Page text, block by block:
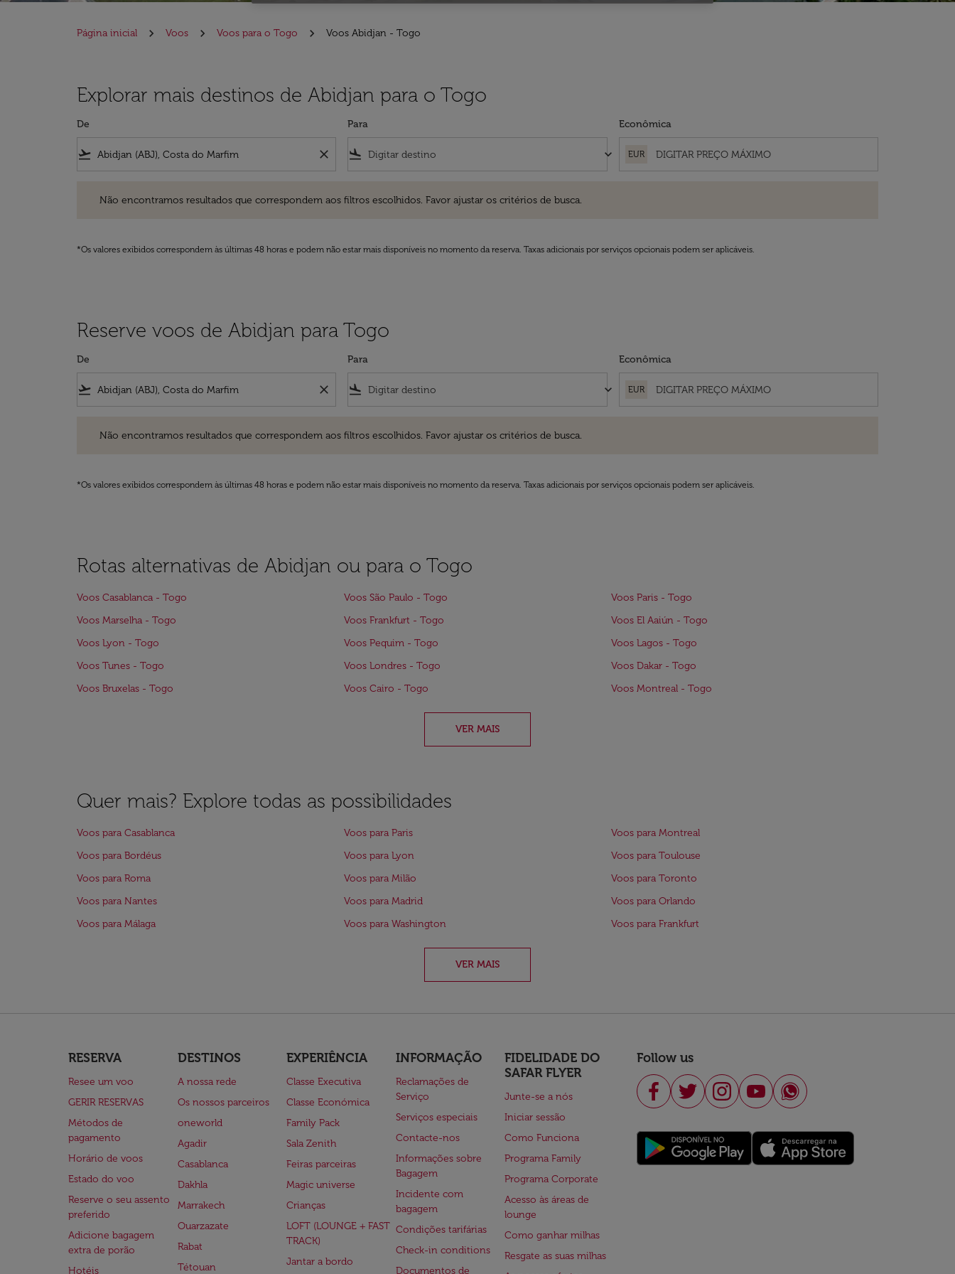
Página inicial Voos Voos para o Togo Voos Abidjan - Togo
Explorar mais destinos de Abidjan para o Togo
De
flight_takeoff close
Para
flight_land keyboard_arrow_down
Econômica
EUR
Não encontramos resultados que correspondem aos filtros escolhidos. Favor ajustar os critérios de busca.
*Os valores exibidos correspondem às últimas 48 horas e podem não estar mais disponíveis no momento da reserva. Taxas adicionais por serviços opcionais podem ser aplicáveis.
Reserve voos de Abidjan para Togo
De
flight_takeoff close
Para
flight_land keyboard_arrow_down
Econômica
EUR
Não encontramos resultados que correspondem aos filtros escolhidos. Favor ajustar os critérios de busca.
*Os valores exibidos correspondem às últimas 48 horas e podem não estar mais disponíveis no momento da reserva. Taxas adicionais por serviços opcionais podem ser aplicáveis.
Rotas alternativas de Abidjan ou para o Togo
Voos Casablanca - Togo Voos São Paulo - Togo
Voos Paris - Togo
Voos Marselha - Togo
Voos Frankfurt - Togo
Voos El Aaiún - Togo
Voos Lyon - Togo
Voos Pequim - Togo
Voos Lagos - Togo
Voos Tunes - Togo
Voos Londres - Togo
Voos Dakar - Togo
Voos Bruxelas - Togo
Voos Cairo - Togo Voos Montreal - Togo
VER MAIS
Quer mais? Explore todas as possibilidades
Voos para Casablanca Voos para Paris
Voos para Montreal
Voos para Bordéus
Voos para Lyon
Voos para Toulouse
Voos para Roma
Voos para Milão
Voos para Toronto
Voos para Nantes
Voos para Madrid
Voos para Orlando
Voos para Málaga
Voos para Washington Voos para Frankfurt
VER MAIS
RESERVA
Resee um voo
GERIR RESERVAS
Métodos de
pagamento
Horário de voos
Estado do voo
Reserve o seu assento
preferido
Adicione bagagem
extra de porão
Hotéis
DESTINOS
A nossa rede
Os nossos parceiros
oneworld
Agadir
Casablanca
Dakhla
Marrakech
Ouarzazate
Rabat
Tétouan
EXPERIÊNCIA
Classe Executiva
Classe Económica
Family Pack
Sala Zenith
Feiras parceiras
Magic universe
Crianças
LOFT (LOUNGE + FAST
TRACK)
Jantar a bordo
INFORMAÇÃO
Reclamações de
Serviço
Serviços especiais
Contacte-nos
Informações sobre
Bagagem
Incidente com
bagagem
Condições tarifárias
Check-in conditions
Documentos de
FIDELIDADE DO
SAFAR FLYER
Junte-se a nós
Iniciar sessão
Como Funciona
Programa Family
Programa Corporate
Acesso às áreas de
lounge
Como ganhar milhas
Resgate as suas milhas
Follow us